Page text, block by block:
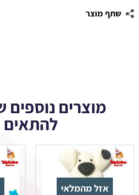
שתף מוצר
מוצרים נוספים
להתאים
אזל מהמלאי